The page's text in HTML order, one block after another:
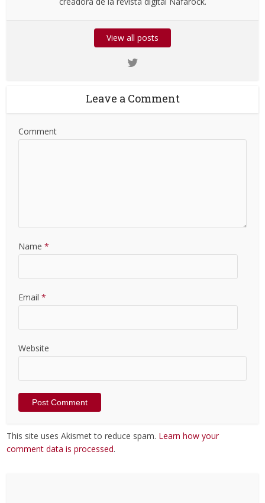
View all posts
Leave a Comment
Comment
Name *
Email *
Website
This site uses Akismet to reduce spam. Learn how your
comment data is processed.